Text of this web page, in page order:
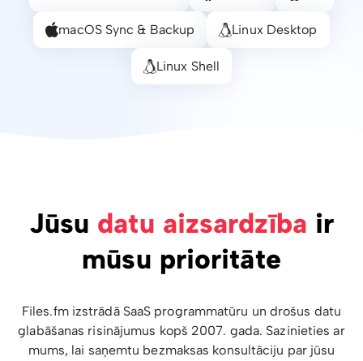
macOS Sync & Backup Linux Desktop
Linux Shell
Jūsu datu aizsardzība ir
mūsu prioritāte
Files.fm izstrādā SaaS programmatūru un drošus datu
glabāšanas risinājumus kopš 2007. gada. Sazinieties ar
mums, lai saņemtu bezmaksas konsultāciju par jūsu